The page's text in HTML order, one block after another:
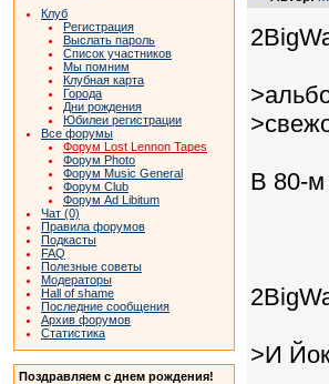
Клуб
Регистрация
Выслать пароль
Список участников
Мы помним
Клубная карта
Города
Дни рождения
Юбилеи регистрации
Все форумы
Форум Lost Lennon Tapes
Форум Photo
Форум Music General
Форум Club
Форум Ad Libitum
Чат (0)
Правила форумов
Подкасты
FAQ
Полезные советы
Модераторы
Hall of shame
Последние сообщения
Архив форумов
Статистика
Поздравляем с днем рождения!
В 80-м
>И